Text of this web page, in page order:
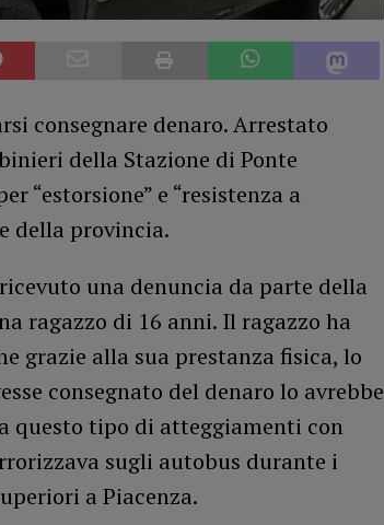
consegnare denaro. Arrestato
della Stazione di Ponte
“estorsione” e “resistenza a
della provincia.
una denuncia da parte della
ragazzo di 16 anni. Il ragazzo ha
grazie alla sua prestanza fisica, lo
consegnato del denaro lo avrebbe
questo tipo di atteggiamenti con
sugli autobus durante i
a Piacenza.